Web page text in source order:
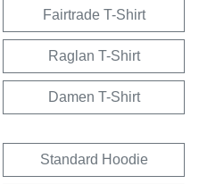
Fairtrade T-Shirt
Raglan T-Shirt
Damen T-Shirt
Standard Hoodie